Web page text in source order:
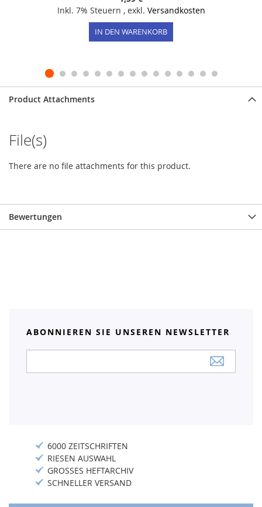
Inkl. 7% Steuern , exkl. Versandkosten
IN DEN WARENKORB
Product Attachments
File(s)
There are no file attachments for this product.
Bewertungen
ABONNIEREN SIE UNSEREN NEWSLETTER
Newsletter:
6000 ZEITSCHRIFTEN
RIESEN AUSWAHL
GROSSES HEFTARCHIV
SCHNELLER VERSAND